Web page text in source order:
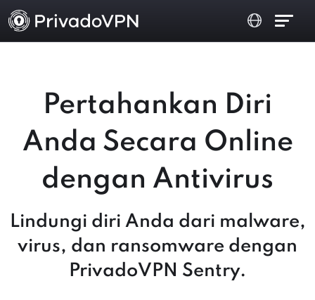
Pertahankan Diri
Anda Secara Online
dengan Antivirus
Lindungi diri Anda dari malware,
virus, dan ransomware dengan
PrivadoVPN Sentry.